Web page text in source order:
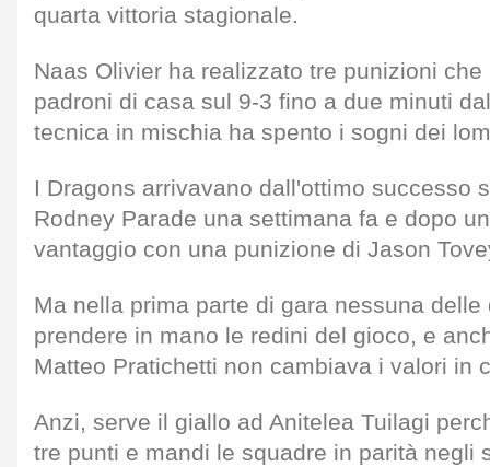
quarta vittoria stagionale.
Naas Olivier ha realizzato tre punizioni
padroni di casa sul 9-3 fino a due minuti
tecnica in mischia ha spento i sogni dei
I Dragons arrivavano dall'ottimo successo
Rodney Parade una settimana fa e dopo
vantaggio con una punizione di Jason
Ma nella prima parte di gara nessuna
prendere in mano le redini del gioco, e
Matteo Pratichetti non cambiava i valori in
Anzi, serve il giallo ad Anitelea Tuilagi
tre punti e mandi le squadre in parità negli